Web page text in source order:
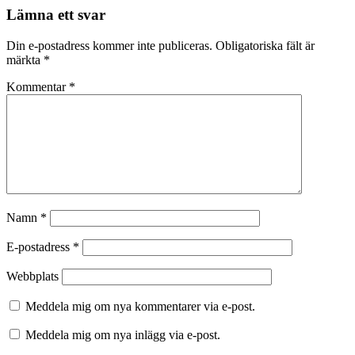
Lämna ett svar
Din e-postadress kommer inte publiceras. Obligatoriska fält är
märkta *
Kommentar *
Namn *
E-postadress *
Webbplats
Meddela mig om nya kommentarer via e-post.
Meddela mig om nya inlägg via e-post.